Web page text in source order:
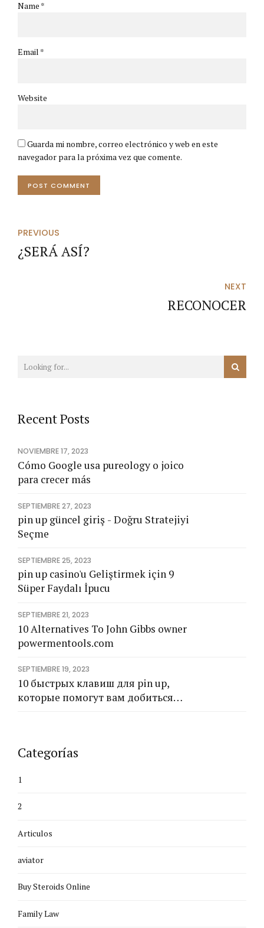
Name *
Email *
Website
Guarda mi nombre, correo electrónico y web en este
navegador para la próxima vez que comente.
POST COMMENT
PREVIOUS
¿SERÁ ASÍ?
NEXT
RECONOCER
Recent Posts
NOVIEMBRE 17, 2023
Cómo Google usa pureology o joico
para crecer más
SEPTIEMBRE 27, 2023
pin up güncel giriş - Doğru Stratejiyi
Seçme
SEPTIEMBRE 25, 2023
pin up casino'u Geliştirmek için 9
Süper Faydalı İpucu
SEPTIEMBRE 21, 2023
10 Alternatives To John Gibbs owner
powermentools.com
SEPTIEMBRE 19, 2023
10 быстрых клавиш для pin up,
которые помогут вам добиться
Categorías
1
2
Articulos
aviator
Buy Steroids Online
Family Law